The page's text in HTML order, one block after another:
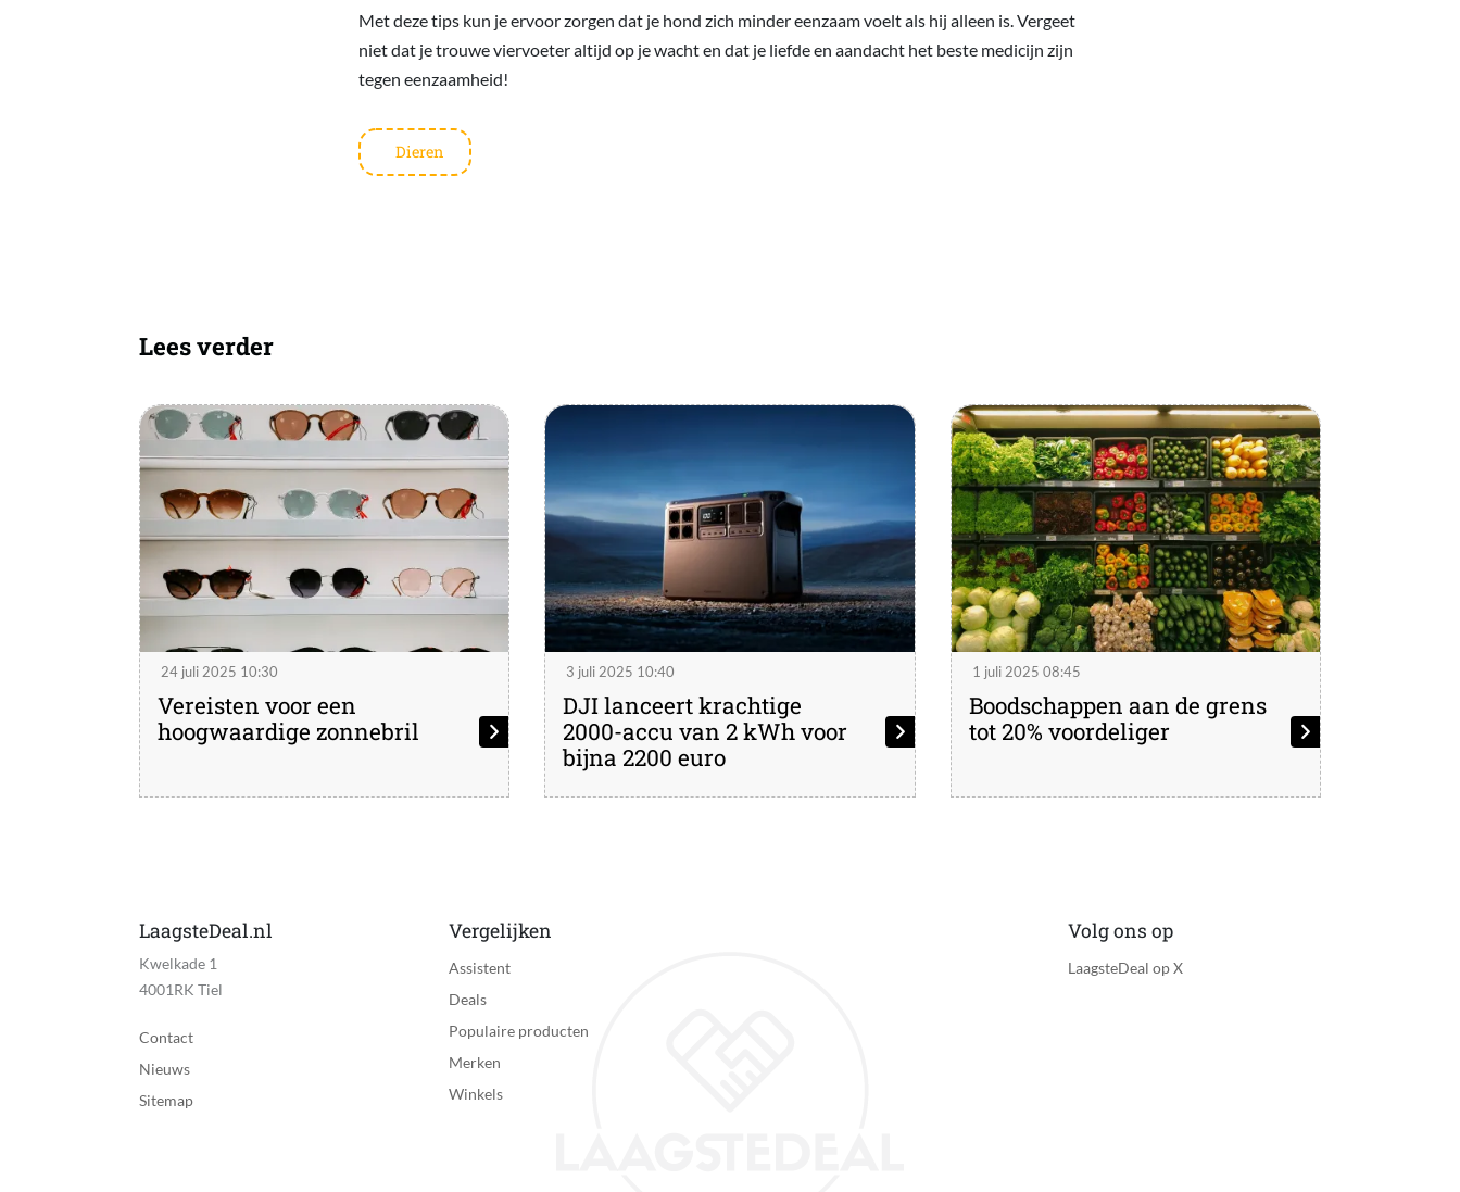
Met deze tips kun je ervoor zorgen dat je hond zich minder eenzaam voelt als hij alleen is. Vergeet
niet dat je trouwe viervoeter altijd op je wacht en dat je liefde en aandacht het beste medicijn zijn
tegen eenzaamheid!
Dieren
Lees verder
24 juli 2025 10:30
Vereisten voor een
hoogwaardige zonnebril
3 juli 2025 10:40
DJI lanceert krachtige
2000-accu van 2 kWh voor
bijna 2200 euro
1 juli 2025 08:45
Boodschappen aan de grens
tot 20% voordeliger
LaagsteDeal.nl
Kwelkade 1
4001RK Tiel
Contact
Nieuws
Sitemap
Vergelijken
Assistent
Deals
Populaire producten
Merken
Winkels
Volg ons op
LaagsteDeal op X